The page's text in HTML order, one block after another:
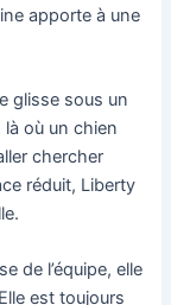
apporte à une
glisse sous un
où un chien
chercher
réduit, Liberty
de l’équipe, elle
est toujours